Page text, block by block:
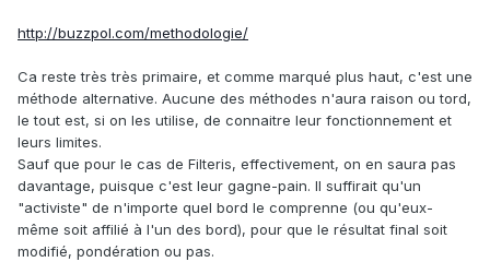
http://buzzpol.com/methodologie/
Ca reste très très primaire, et comme marqué plus haut, c'est une
méthode alternative. Aucune des méthodes n'aura raison ou tord,
le tout est, si on les utilise, de connaitre leur fonctionnement et
leurs limites.
Sauf que pour le cas de Filteris, effectivement, on en saura pas
davantage, puisque c'est leur gagne-pain. Il suffirait qu'un
"activiste" de n'importe quel bord le comprenne (ou qu'eux-
même soit affilié à l'un des bord), pour que le résultat final soit
modifié, pondération ou pas.